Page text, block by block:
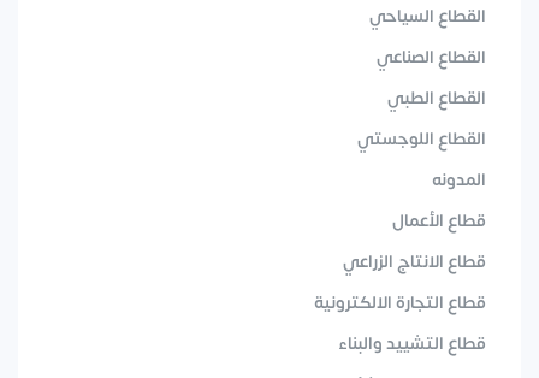
القطاع السياحي
القطاع الصناعي
القطاع الطبي
القطاع اللوجستي
المدونه
قطاع الأعمال
قطاع الانتاج الزراعي
قطاع التجارة الالكترونية
قطاع التشييد والبناء